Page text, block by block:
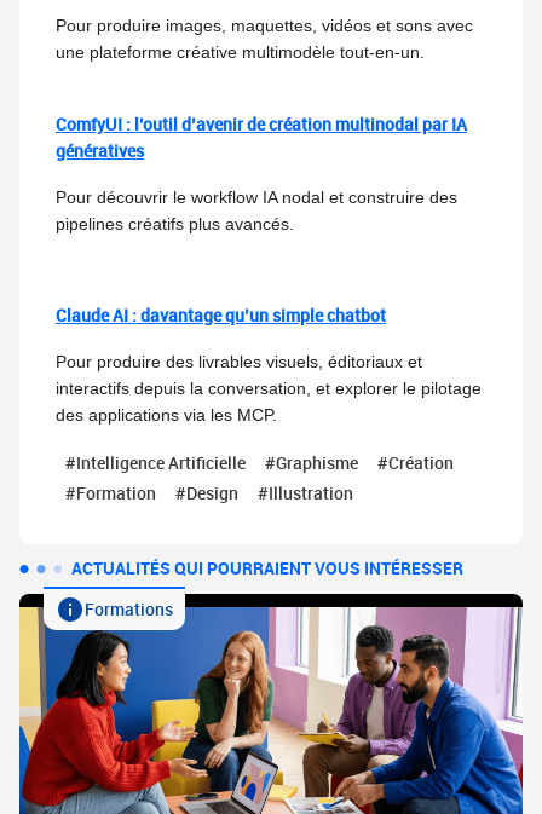
Pour produire images, maquettes, vidéos et sons avec
une plateforme créative multimodèle tout-en-un.
ComfyUI : l’outil d’avenir de création multinodal par IA
génératives
Pour découvrir le workflow IA nodal et construire des
pipelines créatifs plus avancés.
Claude AI : davantage qu’un simple chatbot
Pour produire des livrables visuels, éditoriaux et
interactifs depuis la conversation, et explorer le pilotage
des applications via les MCP.
#Intelligence Artificielle #Graphisme
#Création
#Formation
#Design #Illustration
ACTUALITÉS QUI POURRAIENT VOUS INTÉRESSER
Formations